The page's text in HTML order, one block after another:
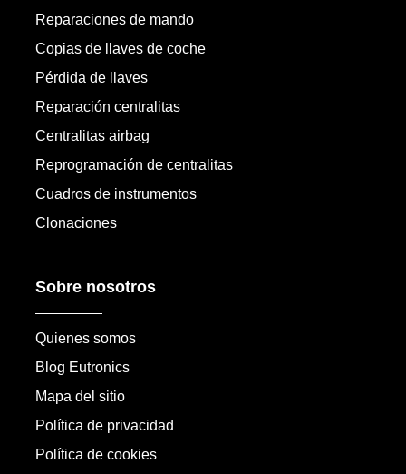
Reparaciones de mando
Copias de llaves de coche
Pérdida de llaves
Reparación centralitas
Centralitas airbag
Reprogramación de centralitas
Cuadros de instrumentos
Clonaciones
Sobre nosotros
Quienes somos
Blog Eutronics
Mapa del sitio
Política de privacidad
Política de cookies